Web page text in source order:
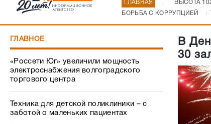
ГЛАВНАЯ ВЫСОТА
БОРЬБА С КОРРУПЦИЕЙ
ГЛАВНОЕ
«Россети Юг» увеличили мощность
электроснабжения волгоградского
торгового центра
Техника для детской поликлиники – с
заботой о маленьких пациентах
В
30